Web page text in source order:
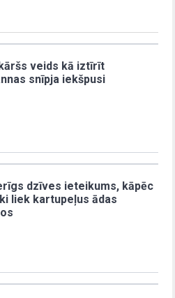
veids kā iztīrīt
snīpja iekšpusi
dzīves ieteikums, kāpēc
liek kartupeļus ādas